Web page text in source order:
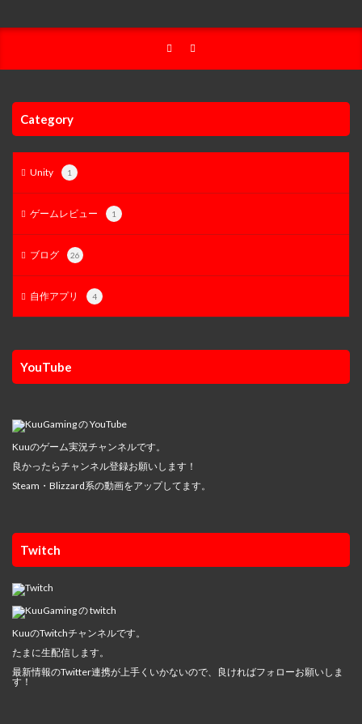
Category
Unity 1
ゲームレビュー 1
ブログ 26
自作アプリ 4
YouTube
Kuuのゲーム実況チャンネルです。
良かったらチャンネル登録お願いします！
Steam・Blizzard系の動画をアップしてます。
Twitch
KuuのTwitchチャンネルです。
たまに生配信します。
最新情報のTwitter連携が上手くいかないので、良ければフォローお願いしま
す！